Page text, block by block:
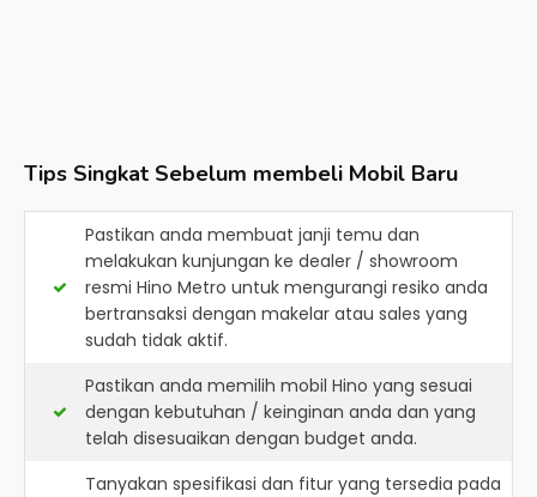
Tips Singkat Sebelum membeli Mobil Baru
Pastikan anda membuat janji temu dan
melakukan kunjungan ke dealer / showroom
resmi Hino Metro untuk mengurangi resiko anda
bertransaksi dengan makelar atau sales yang
sudah tidak aktif.
Pastikan anda memilih mobil Hino yang sesuai
dengan kebutuhan / keinginan anda dan yang
telah disesuaikan dengan budget anda.
Tanyakan spesifikasi dan fitur yang tersedia pada